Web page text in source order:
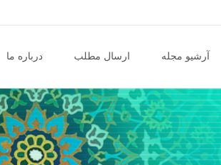
آرشیو مجله ارسال مطلب درباره ما